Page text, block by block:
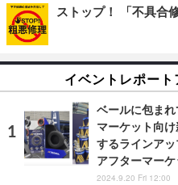
ストップ！ 「不具合
イベントレポー
ベールに包ま
マーケット向
するラインア
アフターマーケ
2024.9.20 Fri 12:00